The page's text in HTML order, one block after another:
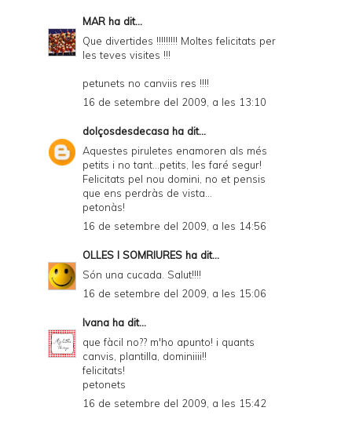
MAR ha dit...
Que divertides !!!!!!!!! Moltes felicitats per
les teves visites !!!
petunets no canviis res !!!!
16 de setembre del 2009, a les 13:10
dolçosdesdecasa ha dit...
Aquestes piruletes enamoren als més
petits i no tant...petits, les faré segur!
Felicitats pel nou domini, no et pensis
que ens perdràs de vista...
petonàs!
16 de setembre del 2009, a les 14:56
OLLES I SOMRIURES ha dit...
Són una cucada. Salut!!!!
16 de setembre del 2009, a les 15:06
Ivana ha dit...
que fàcil no?? m'ho apunto! i quants
canvis, plantilla, dominiiii!!
felicitats!
petonets
16 de setembre del 2009, a les 15:42